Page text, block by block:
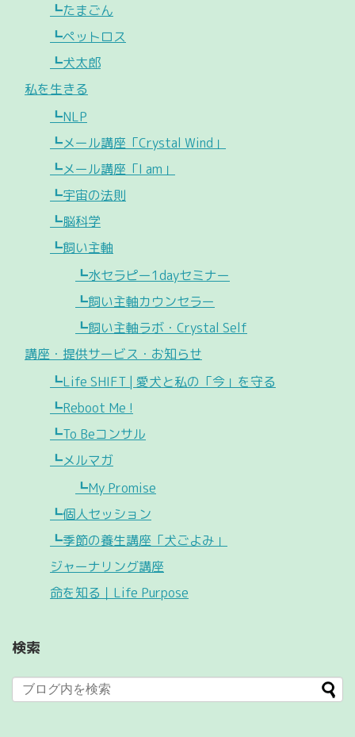
┗たまごん
┗ペットロス
┗犬太郎
私を生きる
┗NLP
┗メール講座「Crystal Wind」
┗メール講座「I am」
┗宇宙の法則
┗脳科学
┗飼い主軸
┗水セラピー1dayセミナー
┗飼い主軸カウンセラー
┗飼い主軸ラボ・Crystal Self
講座・提供サービス・お知らせ
┗Life SHIFT | 愛犬と私の「今」を守る
┗Reboot Me !
┗To Beコンサル
┗メルマガ
┗My Promise
┗個人セッション
┗季節の養生講座「犬ごよみ」
ジャーナリング講座
命を知る｜Life Purpose
検索